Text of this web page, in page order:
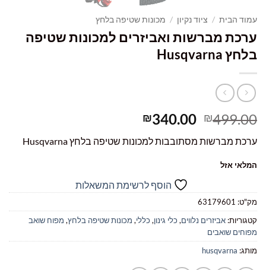
עמוד הבית ציוד נקיון מכונות שטיפה בלחץ
ערכת מברשות ואביזרים למכונות שטיפה
בלחץ Husqvarna
₪499.00
המחיר
היה:
₪340.00 המחיר
הוא:
ערכת מברשות מסתובבות למכונות שטיפה בלחץ Husqvarna
המלאי אזל
הוסף לרשימת המשאלות
מק"ט:63179601
קטגוריות:אביזרים נלווים,כלי גינון,כללי,מכונות שטיפה בלחץ,מפוח שואב
מפוחים שואבים
מותג:husqvarna